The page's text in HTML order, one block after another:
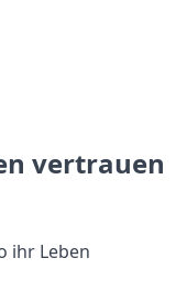
vertrauen
ihr Leben